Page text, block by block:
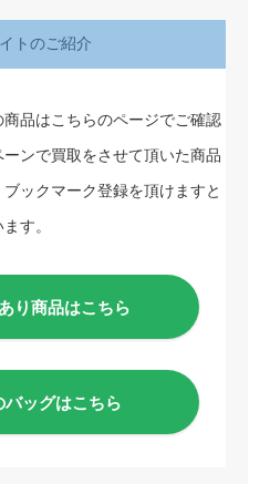
トのご紹介
品はこちらのページでご確認
ンで買取をさせて頂いた商品
ックマーク登録を頂けますと
す。
り商品はこちら
バッグはこちら